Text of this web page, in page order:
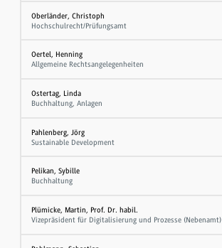
Oberländer, Christoph
Hochschulrecht/Prüfungsamt
Oertel, Henning
Allgemeine Rechtsangelegenheiten
Ostertag, Linda
Buchhaltung, Anlagen
Pahlenberg, Jörg
Sustainable Development
Pelikan, Sybille
Buchhaltung
Plümicke, Martin, Prof. Dr. habil.
Vizepräsident für Digitalisierung und Prozesse (Nebenamt)